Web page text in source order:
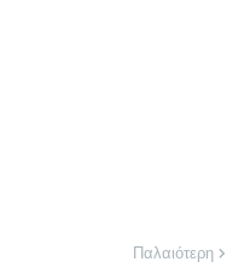
Παλαιότερη